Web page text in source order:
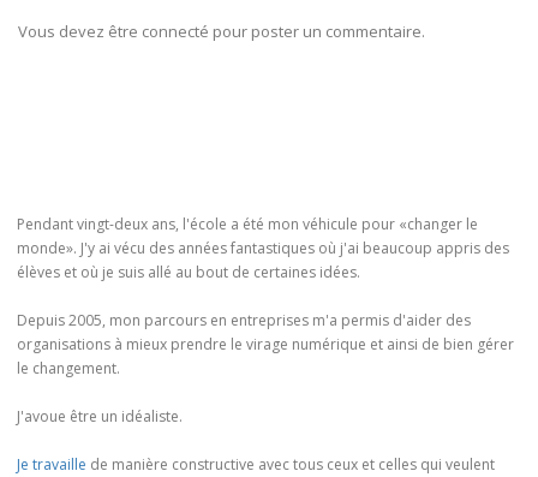
Vous devez être connecté pour poster un commentaire.
Pendant vingt-deux ans, l'école a été mon véhicule pour «changer le
monde». J'y ai vécu des années fantastiques où j'ai beaucoup appris des
élèves et où je suis allé au bout de certaines idées.
Depuis 2005, mon parcours en entreprises m'a permis d'aider des
organisations à mieux prendre le virage numérique et ainsi de bien gérer
le changement.
J'avoue être un idéaliste.
Je travaille de manière constructive avec tous ceux et celles qui veulent